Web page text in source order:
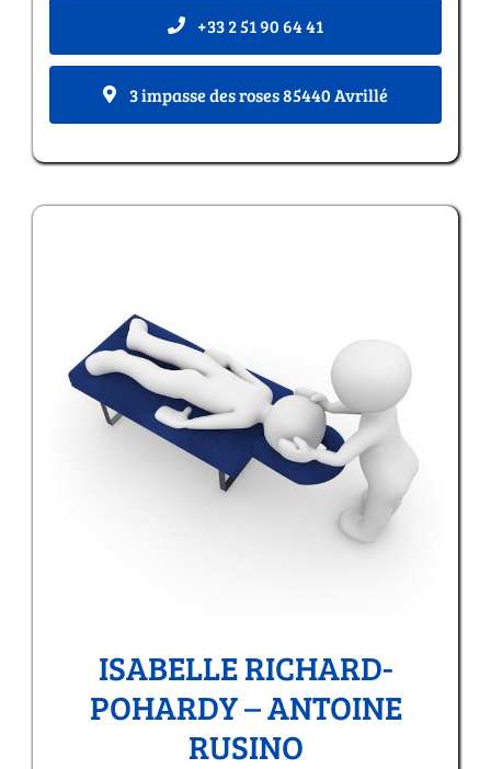
+33 2 51 90 64 41
3 impasse des roses 85440 Avrillé
ISABELLE RICHARD-
POHARDY – ANTOINE
RUSINO